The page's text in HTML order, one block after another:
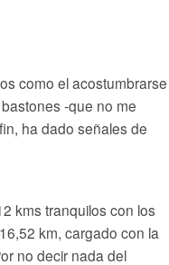
como el
-que no me
ha dado señales de
kms tranquilos con los
km, cargado con la
no decir nada del